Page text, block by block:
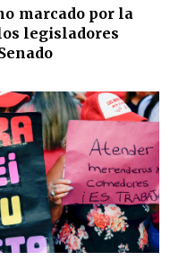
marcado por la
legisladores